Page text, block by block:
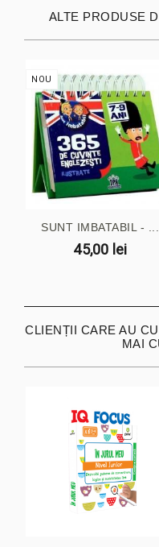
ALTE PRODUSE
NOU
SUNT IMBATABIL - ...
45,00 lei
CLIENȚII CARE AU
MAI